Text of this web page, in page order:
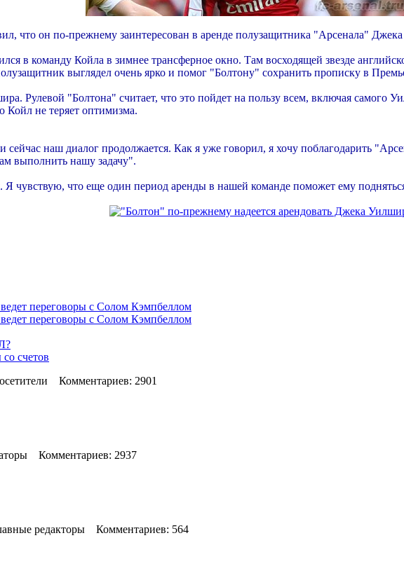
что он по-прежнему заинтересован в аренде полузащитника "Арсенала"
в команду Койла в зимнее трансферное окно. Там восходящей звезде
выглядел очень ярко и помог "Болтону" сохранить прописку в
Рулевой "Болтона" считает, что это пойдет на пользу всем, включая
Койл не теряет оптимизма.
наш диалог продолжается. Как я уже говорил, я хочу поблагодарить
выполнить нашу задачу".
Я чувствую, что еще один период аренды в нашей команде поможет ему
переговоры с Солом Кэмпбеллом
переговоры с Солом Кэмпбеллом
счетов
Комментариев: 2901
Комментариев: 2937
редакторы Комментариев: 564